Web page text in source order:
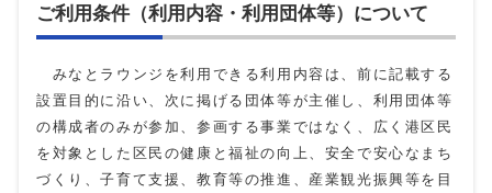
ご利用条件（利用内容・利用団体等）について
みなとラウンジを利用できる利用内容は、前に記載する
設置目的に沿い、次に掲げる団体等が主催し、利用団体等
の構成者のみが参加、参画する事業ではなく、広く港区民
を対象とした区民の健康と福祉の向上、安全で安心なまち
づくり、子育て支援、教育等の推進、産業観光振興等を目